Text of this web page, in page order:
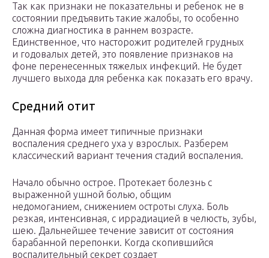
Так как признаки не показательны и ребенок не в
состоянии предъявить такие жалобы, то особенно
сложна диагностика в раннем возрасте.
Единственное, что насторожит родителей грудных
и годовалых детей, это появление признаков на
фоне перенесенных тяжелых инфекций. Не будет
лучшего выхода для ребенка как показать его врачу.
Средний отит
Данная форма имеет типичные признаки
воспаления среднего уха у взрослых. Разберем
классический вариант течения стадий воспаления.
Начало обычно острое. Протекает болезнь с
выраженной ушной болью, общим
недомоганием, снижением остроты слуха. Боль
резкая, интенсивная, с иррадиацией в челюсть, зубы,
шею. Дальнейшее течение зависит от состояния
барабанной перепонки. Когда скопившийся
воспалительный секрет создает